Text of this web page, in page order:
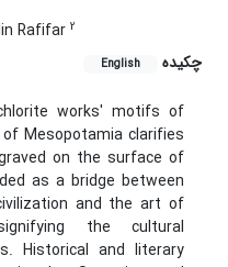
Rafifar 2
چکیده English
works' motifs of
Mesopotamia clarifies
on the surface of
as a bridge between
and the art of
the cultural
Historical and literary